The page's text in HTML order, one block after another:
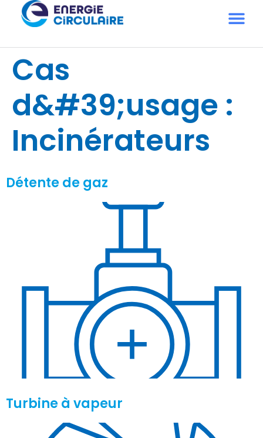
Cas
d&#39;usage :
Incinérateurs
Détente de gaz
Turbine à vapeur